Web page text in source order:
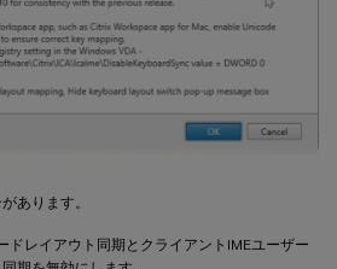
あります。
ドレイアウト同期とクライアントIMEユーザー